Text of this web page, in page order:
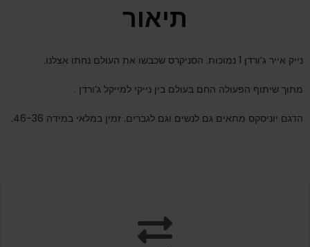
תיאור
נייק אייר ג’ורדן 1 נמוכות. הסניקרס שכבשו את העולם נחתו אצלנו.
מתוך שיתוף הפעולה החם בעולם בין נייקי למייקל ג’ורדן .
הדגם יוניסקס מתאים גם לנשים וגם לגברים. זמין במלאי במידה 46-36.